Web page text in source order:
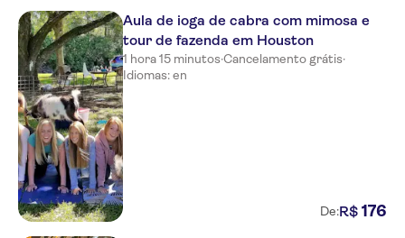
Aula de ioga de cabra com mimosa e
tour de fazenda em Houston
1 hora 15 minutos·Cancelamento grátis·
Idiomas: en
De:R$ 176